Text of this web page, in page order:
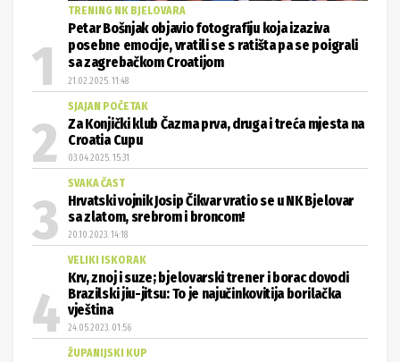
TRENING NK BJELOVARA
Petar Bošnjak objavio fotografiju koja izaziva
posebne emocije, vratili se s ratišta pa se poigrali
sa zagrebačkom Croatijom
21.02.2025. 11:48
SJAJAN POČETAK
Za Konjički klub Čazma prva, druga i treća mjesta na
Croatia Cupu
03.04.2025. 15:31
SVAKA ČAST
Hrvatski vojnik Josip Čikvar vratio se u NK Bjelovar
sa zlatom, srebrom i broncom!
20.10.2023. 14:18
VELIKI ISKORAK
Krv, znoj i suze; bjelovarski trener i borac dovodi
Brazilski jiu-jitsu: To je najučinkovitija borilačka
vještina
24.05.2023. 01:56
ŽUPANIJSKI KUP